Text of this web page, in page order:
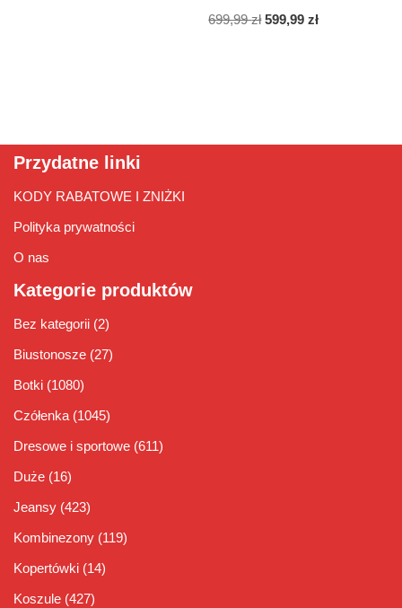
699,99zł 599,99zł
Przydatne linki
KODY RABATOWE I ZNIŻKI
Polityka prywatności
O nas
Kategorie produktów
Bez kategorii (2)
Biustonosze (27)
Botki (1080)
Czółenka (1045)
Dresowe i sportowe (611)
Duże (16)
Jeansy (423)
Kombinezony (119)
Kopertówki (14)
Koszule (427)